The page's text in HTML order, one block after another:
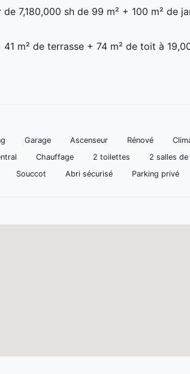
7,180,000 sh de 99 m² + 100 m² de
m² de terrasse + 74 m² de toit à
Garage Ascenseur Rénové
Chauffage 2 toilettes 2 salles de
Souccot Abri sécurisé Parking privé